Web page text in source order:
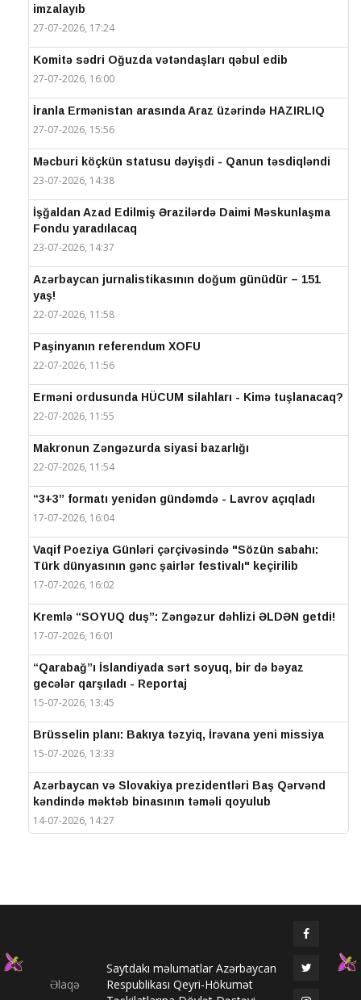
imzalayıb
27-07-2026, 17:24
Komitə sədri Oğuzda vətəndaşları qəbul edib
27-07-2026, 16:00
İranla Ermənistan arasında Araz üzərində HAZIRLIQ
27-07-2026, 15:56
Məcburi köçkün statusu dəyişdi - Qanun təsdiqləndi
23-07-2026, 14:38
İşğaldan Azad Edilmiş Ərazilərdə Daimi Məskunlaşma
Fondu yaradılacaq
23-07-2026, 14:37
Azərbaycan jurnalistikasının doğum günüdür – 151
yaş!
22-07-2026, 11:58
Paşinyanın referendum XOFU
22-07-2026, 11:56
Erməni ordusunda HÜCUM silahları - Kimə tuşlanacaq?
22-07-2026, 11:55
Makronun Zəngəzurda siyasi bazarlığı
22-07-2026, 11:54
“3+3” formatı yenidən gündəmdə - Lavrov açıqladı
17-07-2026, 16:04
Vaqif Poeziya Günləri çərçivəsində "Sözün sabahı:
Türk dünyasının gənc şairlər festivalı" keçirilib
17-07-2026, 16:02
Kremlə “SOYUQ duş”: Zəngəzur dəhlizi ƏLDƏN getdi!
17-07-2026, 16:01
“Qarabağ”ı İslandiyada sərt soyuq, bir də bəyaz
gecələr qarşıladı - Reportaj
15-07-2026, 13:45
Brüsselin planı: Bakıya təzyiq, İrəvana yeni missiya
15-07-2026, 13:33
Azərbaycan və Slovakiya prezidentləri Baş Qərvənd
kəndində məktəb binasının təməli qoyulub
14-07-2026, 14:27
Prezidentlər Şuşada mətbuata bəyanatlarla çıxış
Elməddin Behbud: “IV Şuşa Qlobal Media Forumu
beynəlxalq media əməkdaşlığının nüfuzlu
Əlaqə
Saytdakı məlumatlar Azərbaycan
Respublikası Qeyri-Hökumət